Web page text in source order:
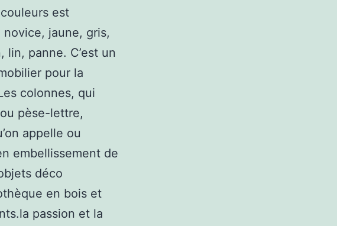
est
jaune, gris,
panne. C’est un
pour la
colonnes, qui
pèse-lettre,
appelle ou
embellissement de
déco
en bois et
passion et la